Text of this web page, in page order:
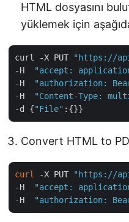
HTML dosyasını
yüklemek için
curl -X PUT
"https://
-H
"accept:
-H
"authorization:
-H
"Content-Type:
-d {"File"
Convert HTML to
curl -X PUT
"https://
-H
"accept:
-H
"authorization: